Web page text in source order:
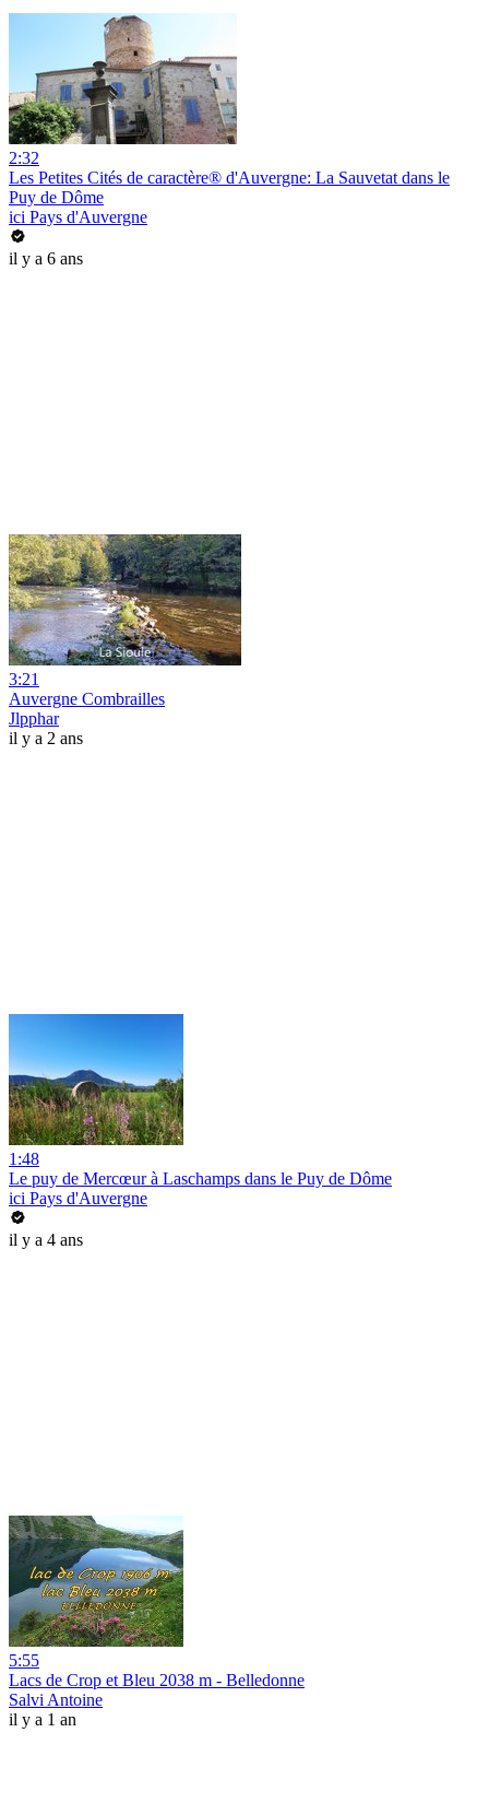
2:32
Les Petites Cités de caractère® d'Auvergne: La Sauvetat dans le
Puy de Dôme
ici Pays d'Auvergne
il y a 6 ans
3:21
Auvergne Combrailles
Jlpphar
il y a 2 ans
1:48
Le puy de Mercœur à Laschamps dans le Puy de Dôme
ici Pays d'Auvergne
il y a 4 ans
5:55
Lacs de Crop et Bleu 2038 m - Belledonne
Salvi Antoine
il y a 1 an